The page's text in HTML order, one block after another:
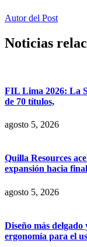
Autor del Post
Noticias
FIL Lima 2026: La
de 70 títulos,
agosto 5, 2026
Quilla Resources
expansión hacia
agosto 5, 2026
Diseño más
ergonomía para el